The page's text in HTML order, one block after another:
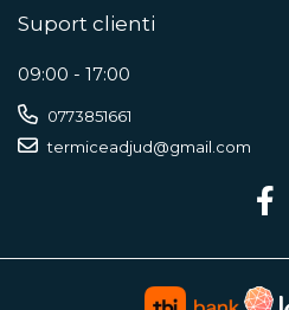
Suport clienti
09:00 - 17:00
0773851661
termiceadjud@gmail.com